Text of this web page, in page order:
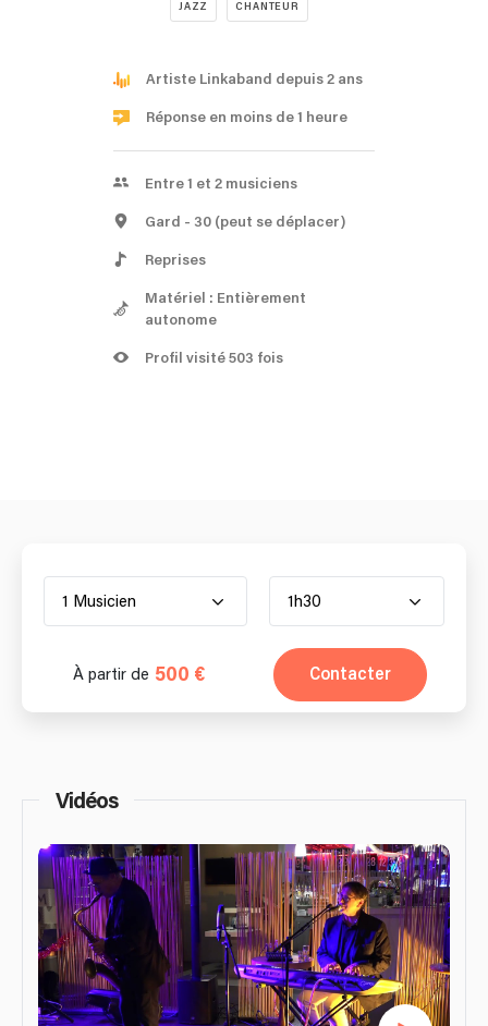
JAZZ CHANTEUR
Artiste Linkaband depuis 2 ans
Réponse en moins de 1 heure
Entre 1 et 2 musiciens
Gard - 30 (peut se déplacer)
Reprises
Matériel : Entièrement
autonome
Profil visité 503 fois
1 Musicien 1h30
À partir de 500 € Contacter
Vidéos